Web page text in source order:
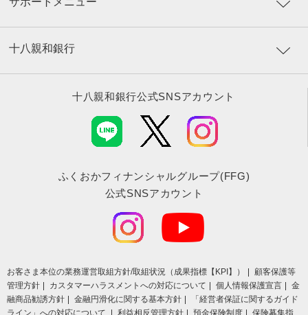
十八親和銀行
十八親和銀行公式SNSアカウント
ふくおかフィナンシャルグループ(FFG)
公式SNSアカウント
お客さま本位の業務運営取組⽅針/取組状況（成果指標【KPI】）
顧客保護等
管理方針
カスタマーハラスメントへの対応について 個人情報保護宣言
金
融商品勧誘方針
金融円滑化に関する基本方針
「経営者保証に関するガイド
ライン」への対応について
利益相反管理方針 預金保険制度 保険募集指